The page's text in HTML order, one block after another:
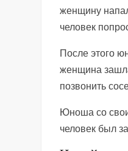
женщину
человек
После этого
женщина
позвонить
Юноша со
человек был